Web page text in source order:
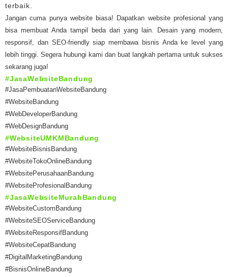
terbaik.
Jangan cuma punya website biasa! Dapatkan website profesional yang
bisa membuat Anda tampil beda dari yang lain. Desain yang modern,
responsif, dan SEO-friendly siap membawa bisnis Anda ke level yang
lebih tinggi. Segera hubungi kami dan buat langkah pertama untuk sukses
sekarang juga!
#JasaWebsiteBandung
#JasaPembuatanWebsiteBandung
#WebsiteBandung
#WebDeveloperBandung
#WebDesignBandung
#WebsiteUMKMBandung
#WebsiteBisnisBandung
#WebsiteTokoOnlineBandung
#WebsitePerusahaanBandung
#WebsiteProfesionalBandung
#JasaWebsiteMurahBandung
#WebsiteCustomBandung
#WebsiteSEOServiceBandung
#WebsiteResponsifBandung
#WebsiteCepatBandung
#DigitalMarketingBandung
#BisnisOnlineBandung